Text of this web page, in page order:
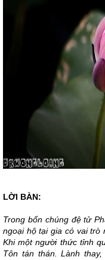
LỜI BÀN:
Trong bốn chúng đệ tử
ngoại hộ tại gia có vai trò
Khi một người thức tỉnh
Tôn tán thán. Lành